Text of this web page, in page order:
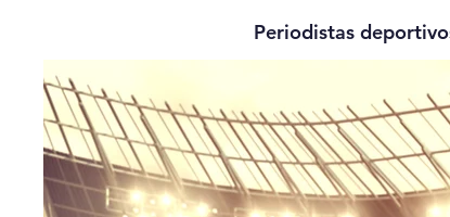
Periodistas